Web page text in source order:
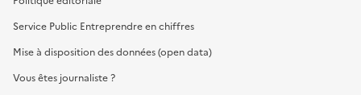
Service Public Entreprendre en chiffres
Mise à disposition des données (open data)
Vous êtes journaliste ?